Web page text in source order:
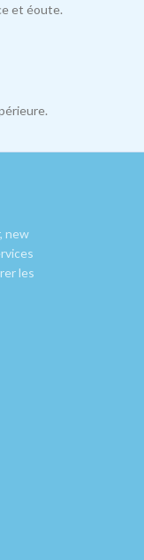
et éoute.
new
les